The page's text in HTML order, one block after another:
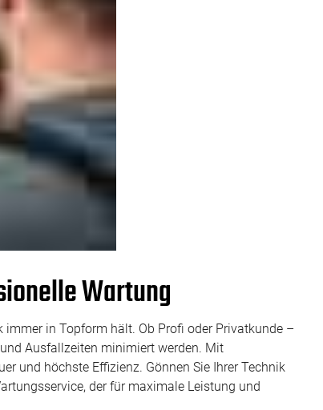
Wartung
immer in Topform hält. Ob Profi oder Privatkunde –
Ausfallzeiten minimiert werden. Mit
und höchste Effizienz. Gönnen Sie Ihrer Technik
der für maximale Leistung und